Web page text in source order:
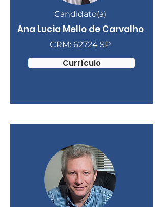
Candidato(a)
Ana Lucia Mello de Carvalho
CRM: 62724 SP
Currículo